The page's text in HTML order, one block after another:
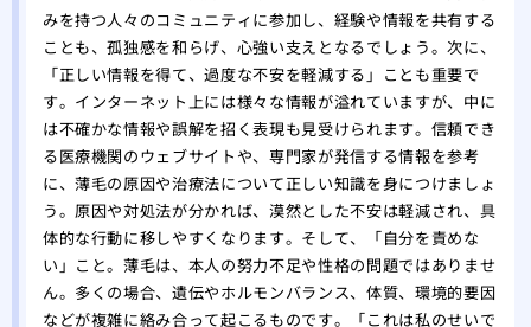
夏
する
る方
あ
大阪
リ
専
みを持つ人々のコミュニティに参加し、経験や情報を共有する
ことも、孤独感を和らげ、心強い支えとなるでしょう。次に、
「正しい情報を得て、過度な不安を軽減する」ことも重要で
す。インターネット上には様々な情報が溢れていますが、中に
は不確かな情報や誤解を招く表現も見受けられます。信頼でき
る医療機関のウェブサイトや、専門家が発信する情報を参考
に、薄毛の原因や治療法について正しい知識を身につけましょ
う。原因や対処法が分かれば、漠然とした不安は軽減され、具
体的な行動に移しやすくなります。そして、「自分を責めな
い」こと。薄毛は、本人の努力不足や性格の問題ではありませ
ん。多くの場合、遺伝やホルモンバランス、体質、環境的要因
などが複雑に絡み合って起こるものです。「これは私のせいで